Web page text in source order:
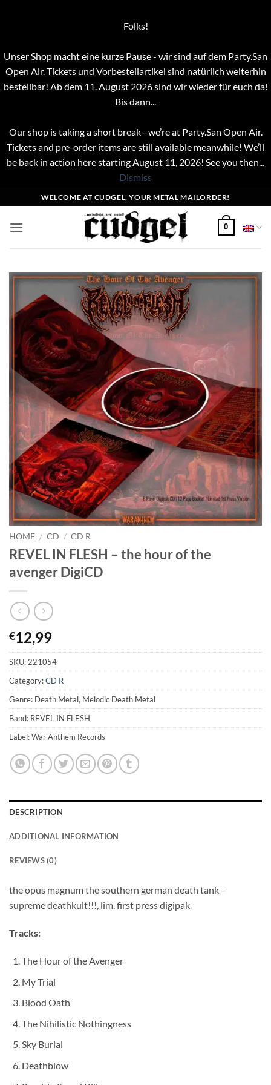
Folks!
Unser Shop macht eine kurze Pause - wir sind auf dem Party.San
Open Air. Tickets und Vorbestellartikel sind natürlich weiterhin
bestellbar! Ab dem 11. August 2026 sind wir wieder für euch da!
Bis dann...
Our shop is taking a short break - we’re at Party.San Open Air.
Tickets and pre-order items are still available meanwhile! We’ll
be back in action here starting August 11, 2026! See you then...
Dismiss
to
content
WELCOME AT CUDGEL, YOUR METAL MAILORDER!
0
HOME / CD / CD R
REVEL IN FLESH – the hour of the
avenger DigiCD
€12,99
SKU:221054
Category:CD R
Genre: Death Metal, Melodic Death Metal
Band: REVEL IN FLESH
Label: War Anthem Records
DESCRIPTION
ADDITIONAL INFORMATION
REVIEWS (0)
the opus magnum the southern german death tank –
supreme deathkult!!!, lim. first press digipak
Tracks:
The Hour of the Avenger
My Trial
Blood Oath
The Nihilistic Nothingness
Sky Burial
Deathblow